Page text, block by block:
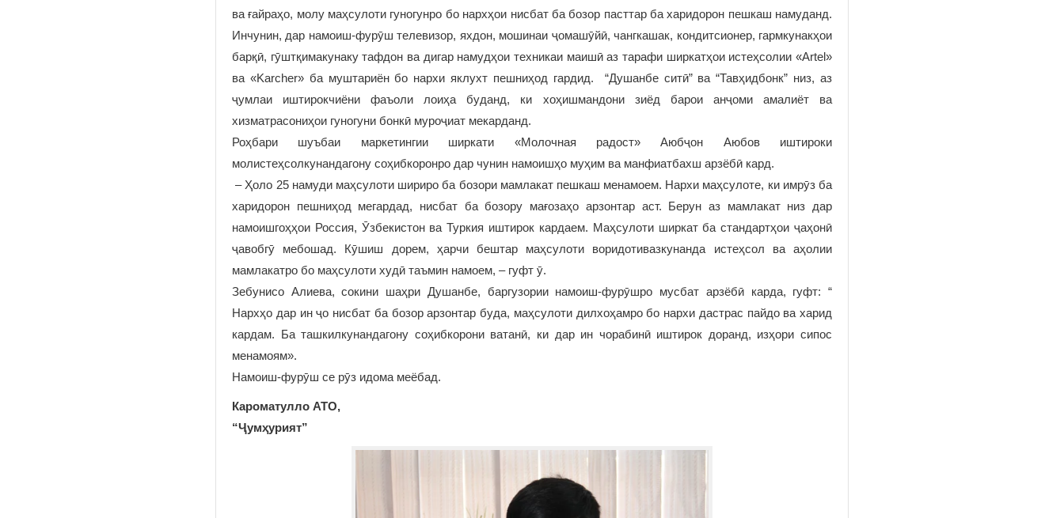
ва ғайраҳо, молу маҳсулоти гуногунро бо нархҳои нисбат ба бозор пасттар ба харидорон пешкаш намуданд.
Инчунин, дар намоиш-фурӯш телевизор, яхдон, мошинаи ҷомашӯйӣ, чангкашак, кондитсионер, гармкунакҳои
барқӣ, гӯштқимакунаку тафдон ва дигар намудҳои техникаи маишӣ аз тарафи ширкатҳои истеҳсолии «Artel»
ва «Karcher» ба муштариён бо нархи яклухт пешниҳод гардид. “Душанбе ситӣ” ва “Тавҳидбонк” низ, аз
ҷумлаи иштирокчиёни фаъоли лоиҳа буданд, ки хоҳишмандони зиёд барои анҷоми амалиёт ва
хизматрасониҳои гуногуни бонкӣ муроҷиат мекарданд.
Роҳбари шуъбаи маркетингии ширкати «Молочная радост» Аюбҷон Аюбов иштироки
молистеҳсолкунандагону соҳибкоронро дар чунин намоишҳо муҳим ва манфиатбахш арзёбӣ кард.
– Ҳоло 25 намуди маҳсулоти шириро ба бозори мамлакат пешкаш менамоем. Нархи маҳсулоте, ки имрӯз ба
харидорон пешниҳод мегардад, нисбат ба бозору мағозаҳо арзонтар аст. Берун аз мамлакат низ дар
намоишгоҳҳои Россия, Ӯзбекистон ва Туркия иштирок кардаем. Маҳсулоти ширкат ба стандартҳои ҷаҳонӣ
ҷавобгӯ мебошад. Кӯшиш дорем, ҳарчи бештар маҳсулоти воридотивазкунанда истеҳсол ва аҳолии
мамлакатро бо маҳсулоти худӣ таъмин намоем, – гуфт ӯ.
Зебунисо Алиева, сокини шаҳри Душанбе, баргузории намоиш-фурӯшро мусбат арзёбӣ карда, гуфт: “
Нархҳо дар ин ҷо нисбат ба бозор арзонтар буда, маҳсулоти дилхоҳамро бо нархи дастрас пайдо ва харид
кардам. Ба ташкилкунандагону соҳибкорони ватанӣ, ки дар ин чорабинӣ иштирок доранд, изҳори сипос
менамоям».
Намоиш-фурӯш се рӯз идома меёбад.
Кароматулло АТО,
“Ҷумҳурият”